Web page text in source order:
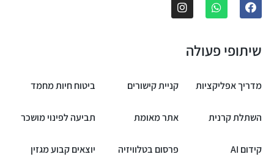
שיתופי פעולה
מדריך אפליקציות קניית קישורים ביטוח חיות מחמד
השתלת קרנית אתר מאומת תביעה לפינוי מושכר
קידום AI פרסום בטלוויזיה יוצאים קבוע מגזין